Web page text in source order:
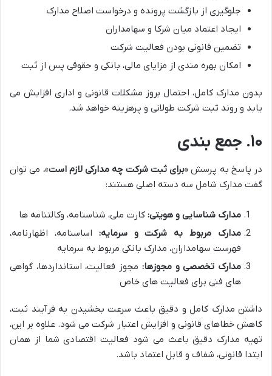
جلوگیری از بازگشت پرونده و درخواست اصلاح مدارک
ایجاد اعتماد میان شرکا و سهامداران
تضمین قانونی بودن فعالیت شرکت
امکان بهره مندی از مزایای مالی، بانکی و حقوقی پس از ثبت
بدون مدارک کامل، احتمال بروز مشکلات قانونی و اداری افزایش می
یابد و روند ثبت شرکت طولانی و پرهزینه خواهد شد.
۱۰. جمع بندی
در پاسخ به پرسش «برای ثبت شرکت چه مدارکی لازم است»، می توان
گفت مدارک شامل سه دسته اصلی هستند:
مدارک شناسایی و هویتی: کارت ملی، شناسنامه، وکالتنامه ها
مدارک مربوط به شرکت و سرمایه: اساسنامه، اظهارنامه،
فهرست سهامداران، مدارک بانکی مربوط به سرمایه
مدارک تخصصی و مجوزها: مجوز فعالیت، استانداردها، گواهی
های فنی برای فعالیت های خاص
داشتن مدارک کامل و دقیق باعث سرعت بخشیدن به فرآیند ثبت،
کاهش خطاهای قانونی و افزایش اعتبار شرکت می شود. علاوه بر این،
تهیه مدارک دقیق باعث می شود فعالیت اقتصادی شما از همان
ابتدا قانونی، شفاف و قابل اعتماد باشد.